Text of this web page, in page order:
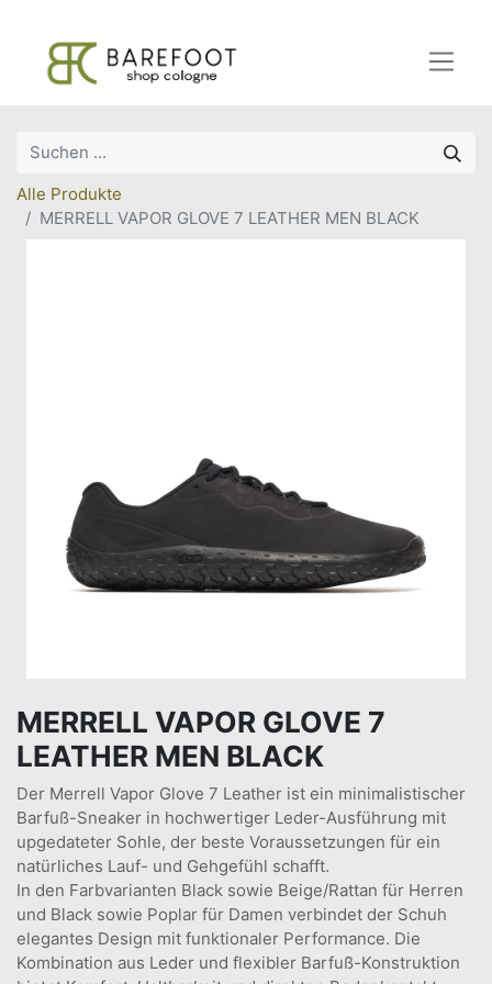
Alle Produkte
MERRELL VAPOR GLOVE 7 LEATHER MEN BLACK
MERRELL VAPOR GLOVE 7
LEATHER MEN BLACK
Der Merrell Vapor Glove 7 Leather ist ein minimalistischer
Barfuß-Sneaker in hochwertiger Leder-Ausführung mit
upgedateter Sohle, der beste Voraussetzungen für ein
natürliches Lauf- und Gehgefühl schafft.
In den Farbvarianten Black sowie Beige/Rattan für Herren
und Black sowie Poplar für Damen verbindet der Schuh
elegantes Design mit funktionaler Performance. Die
Kombination aus Leder und flexibler Barfuß-Konstruktion